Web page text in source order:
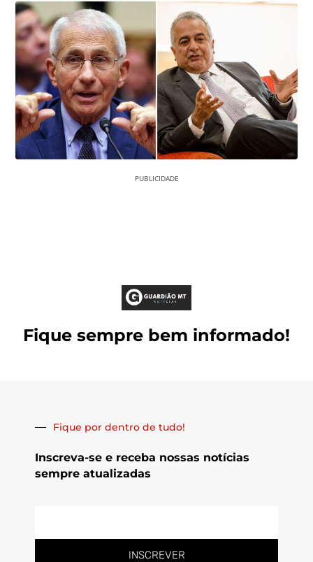
PUBLICIDADE
Fique sempre bem informado!
Fique por dentro de tudo!
Inscreva-se e receba nossas notícias
sempre atualizadas
INSCREVER